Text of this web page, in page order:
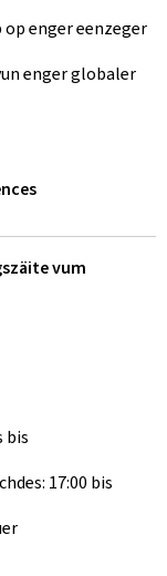
enger eenzeger
enger globaler
vum
bis
17:00 bis